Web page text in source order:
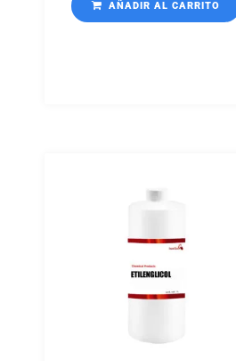
AÑADIR AL CARRITO